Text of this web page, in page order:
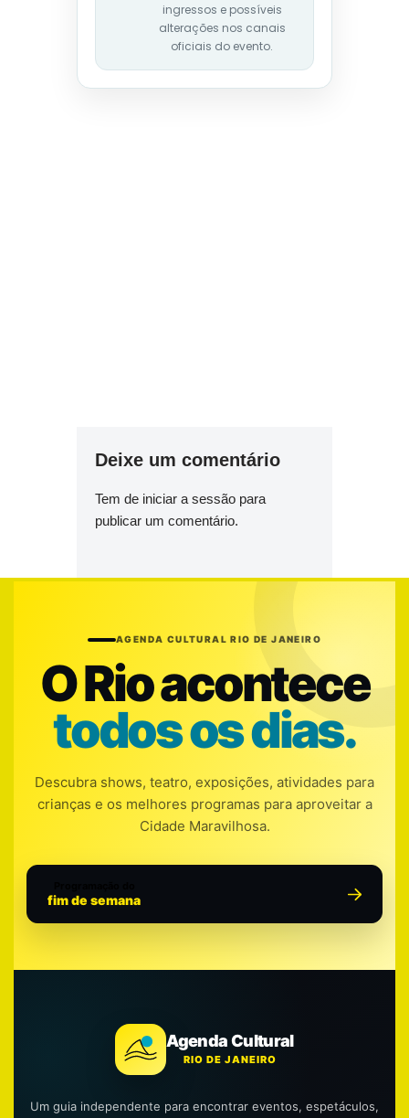
ingressos e possíveis
alterações nos canais
oficiais do evento.
Deixe um comentário
Tem de iniciar a sessão para
publicar um comentário.
AGENDA CULTURAL RIO DE JANEIRO
O Rio acontece
todos os dias.
Descubra shows, teatro, exposições, atividades para
crianças e os melhores programas para aproveitar a
Cidade Maravilhosa.
fim de semana
Agenda Cultural
RIO DE JANEIRO
Um guia independente para encontrar eventos, espetáculos,